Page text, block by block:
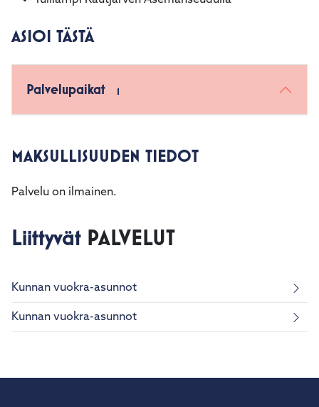
pyyhkäisyliikkeitä.
ASIOI TÄSTÄ
Palvelupaikat 1
MAKSULLISUUDEN TIEDOT
Palvelu on ilmainen.
Liittyvät PALVELUT
Kunnan vuokra-asunnot
Kunnan vuokra-asunnot